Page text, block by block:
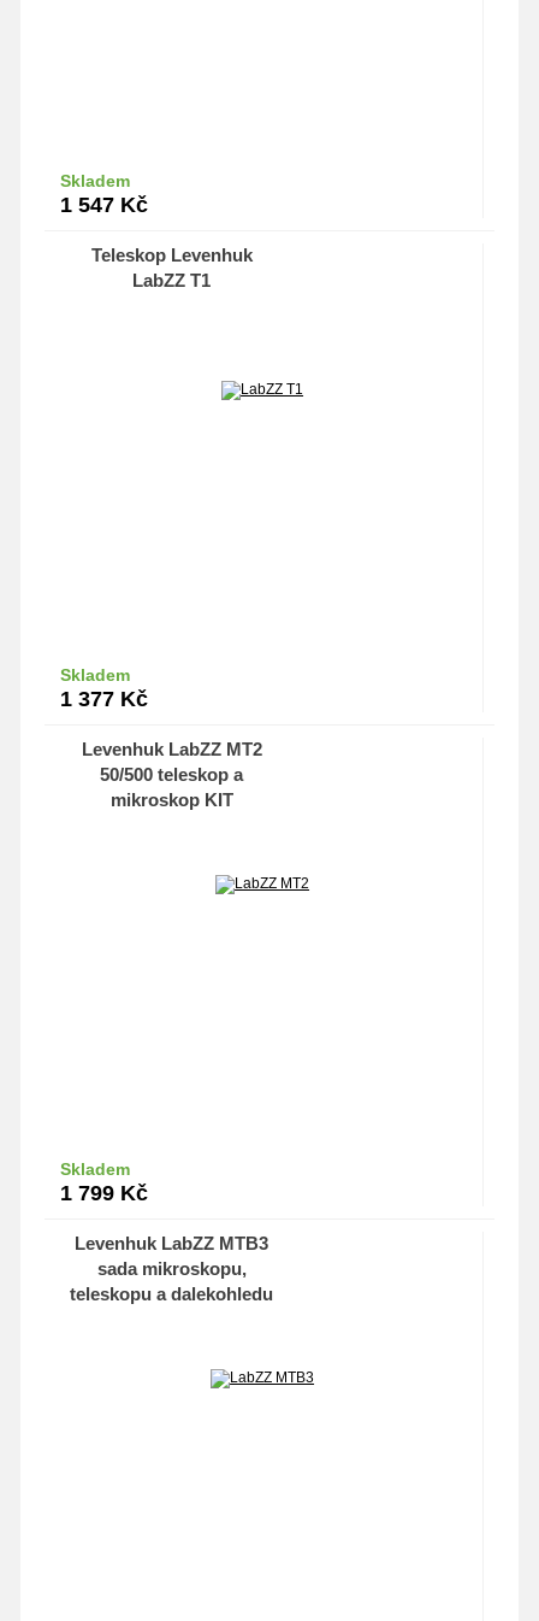
Skladem
1 547 Kč
Teleskop Levenhuk
LabZZ T1
Skladem
1 377 Kč
Levenhuk LabZZ MT2
50/500 teleskop a
mikroskop KIT
Skladem
1 799 Kč
Levenhuk LabZZ MTB3
sada mikroskopu,
teleskopu a dalekohledu